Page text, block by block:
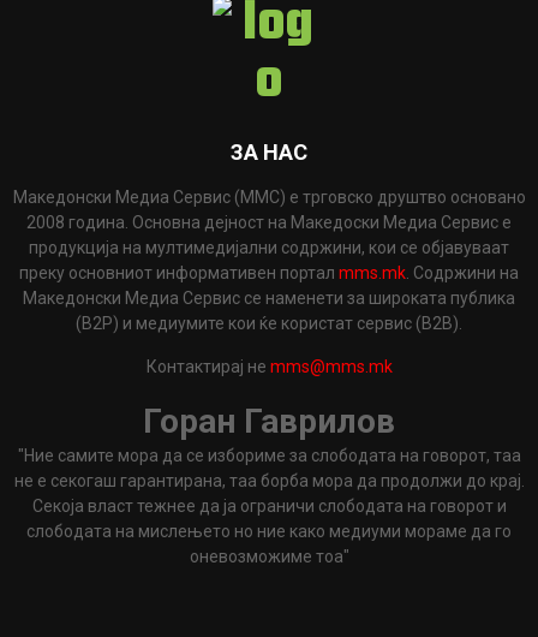
ЗА НАС
Македонски Медиа Сервис (ММС) е трговско друштво основано
2008 година. Основна дејност на Македоски Медиа Сервис е
продукција на мултимедијални содржини, кои се објавуваат
преку основниот информативен портал mms.mk . Содржини на
Македонски Медиа Сервис се наменети за широката публика
(B2P) и медиумите кои ќе користат сервис (B2B).
Контактирај не mms@mms.mk
Горан Гаврилов
"Ние самите мора да се избориме за слободата на говорот, таа
не е секогаш гарантирана, таа борба мора да продолжи до крај.
Секоја власт тежнее да ја ограничи слободата на говорот и
слободата на мислењето но ние како медиуми мораме да го
оневозможиме тоа"